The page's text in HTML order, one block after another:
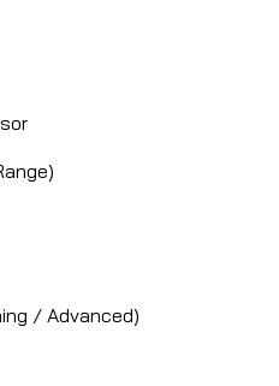
/ Advanced)